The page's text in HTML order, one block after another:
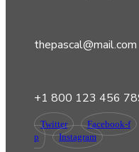
thepascal@mail.com
+1 800 123 456
Twitter Facebook-f
p
Instagram